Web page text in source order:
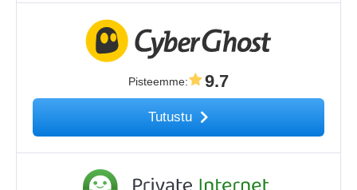
Pisteemme: 9.7
Tutustu